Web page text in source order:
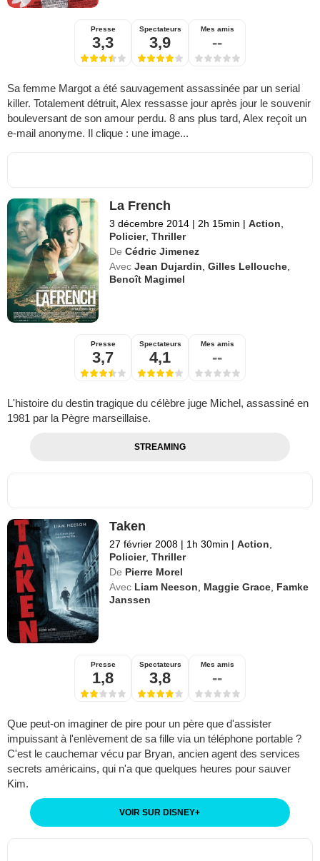
Presse
3,3
Spectateurs
3,9
Mes amis
--
Sa femme Margot a été sauvagement assassinée par un serial
killer. Totalement détruit, Alex ressasse jour après jour le souvenir
bouleversant de son amour perdu. 8 ans plus tard, Alex reçoit un
e-mail anonyme. Il clique : une image...
La French
3 décembre 2014 | 2h 15min | Action
Policier,Thriller
De Cédric Jimenez
Avec Jean Dujardin ,Gilles Lellouche
Benoît Magimel
Presse
3,7
Spectateurs
4,1
Mes amis
--
L'histoire du destin tragique du célèbre juge Michel, assassiné en
1981 par la Pègre marseillaise.
STREAMING
Taken
27 février 2008 | 1h 30min | Action
Policier,Thriller
De Pierre Morel
Avec Liam Neeson Maggie Grace Famke
Janssen
Presse
1,8
Spectateurs
3,8
Mes amis
--
Que peut-on imaginer de pire pour un père que d'assister
impuissant à l'enlèvement de sa fille via un téléphone portable ?
C'est le cauchemar vécu par Bryan, ancien agent des services
secrets américains, qui n'a que quelques heures pour sauver
Kim.
VOIR SUR DISNEY+